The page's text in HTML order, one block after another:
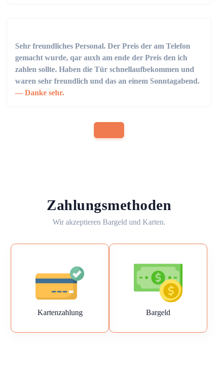
Sehr freundliches Personal. Der Preis der am Telefon
gemacht wurde, qar auxh am ende der Preis den ich
zahlen sollte. Haben die Tür schnellaufbekommen und
waren sehr freundlich und das an einem Sonntagabend.
Danke sehr.
Zahlungsmethoden
Wir akzeptieren Bargeld und Karten.
Kartenzahlung Bargeld